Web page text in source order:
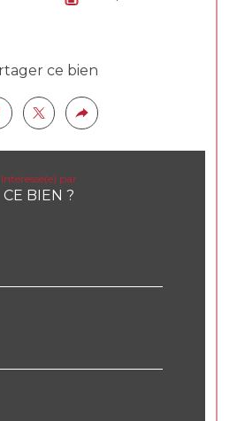
ce bien
Intéressé(e) par
CE BIEN ?